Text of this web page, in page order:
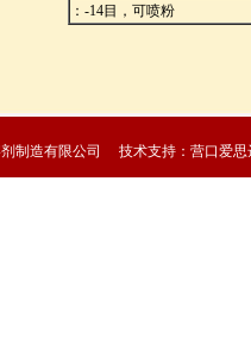
：-14目，可喷粉
制造有限公司 技术支持： 营口爱思